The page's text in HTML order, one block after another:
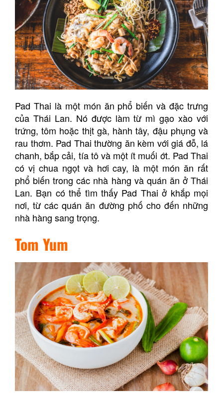
Pad Thai là một món ăn phổ biến và đặc trưng
của Thái Lan. Nó được làm từ mì gạo xào với
trứng, tôm hoặc thịt gà, hành tây, đậu phụng và
rau thơm. Pad Thai thường ăn kèm với giá đỗ, lá
chanh, bắp cải, tía tô và một ít muối ớt. Pad Thai
có vị chua ngọt và hơi cay, là một món ăn rất
phổ biến trong các nhà hàng và quán ăn ở Thái
Lan. Bạn có thể tìm thấy Pad Thai ở khắp mọi
nơi, từ các quán ăn đường phố cho đến những
nhà hàng sang trọng.
Tom Yum